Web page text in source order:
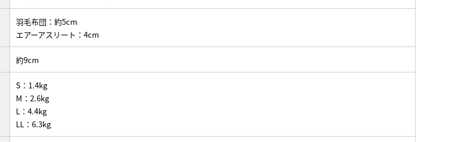
羽毛布団：約5cm
エアーアスリート：4cm
約9cm
S：1.4kg
M：2.6kg
L：4.4kg
LL：6.3kg